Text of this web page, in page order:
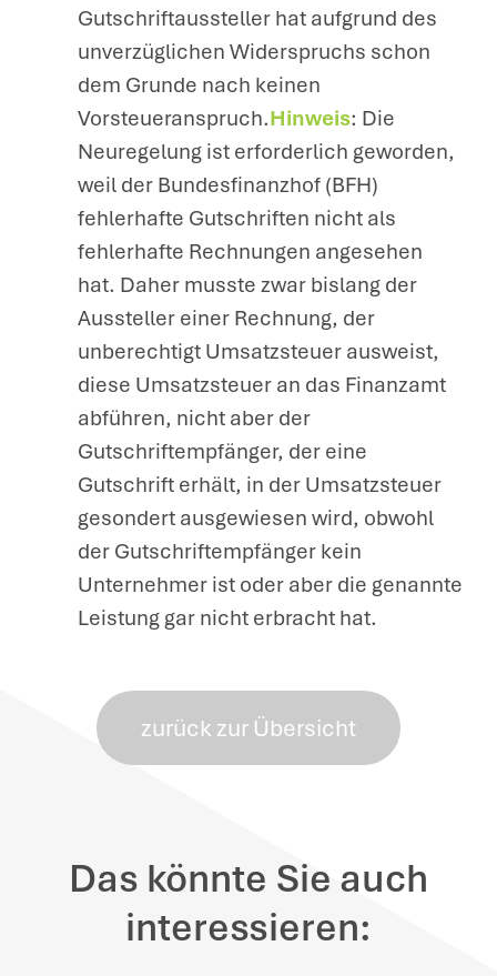
Gutschriftaussteller hat aufgrund des
unverzüglichen Widerspruchs schon
dem Grunde nach keinen
Vorsteueranspruch.Hinweis: Die
Neuregelung ist erforderlich geworden,
weil der Bundesfinanzhof (BFH)
fehlerhafte Gutschriften nicht als
fehlerhafte Rechnungen angesehen
hat. Daher musste zwar bislang der
Aussteller einer Rechnung, der
unberechtigt Umsatzsteuer ausweist,
diese Umsatzsteuer an das Finanzamt
abführen, nicht aber der
Gutschriftempfänger, der eine
Gutschrift erhält, in der Umsatzsteuer
gesondert ausgewiesen wird, obwohl
der Gutschriftempfänger kein
Unternehmer ist oder aber die genannte
Leistung gar nicht erbracht hat.
zurück zur Übersicht
Das könnte Sie auch
interessieren: